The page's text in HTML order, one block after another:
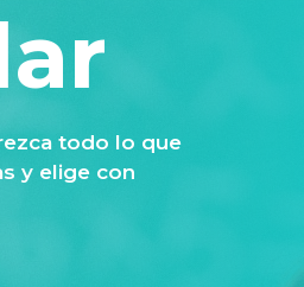
todo lo que
y elige con